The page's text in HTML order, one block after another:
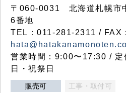
〒060-0031 北海道札幌市
6番地
TEL：011-281-2311 / FAX
営業時間：9:00〜17:30 / 定
日・祝祭日
販売可 工事・取付可